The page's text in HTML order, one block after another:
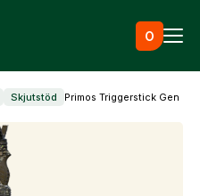
0
Skjutstöd Primos Triggerstick Gen